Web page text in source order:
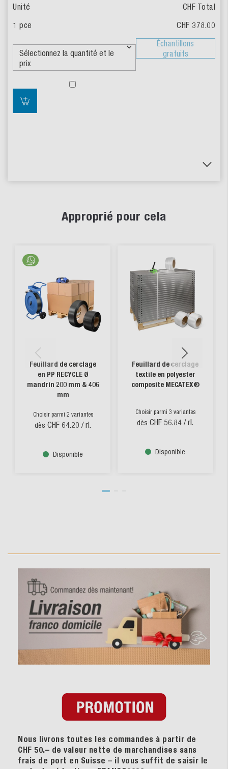
CHF Total
CHF 378.00
Échantillons
gratuits
Approprié pour cela
Feuillard de cerclage
en PP RECYCLE Ø
mandrin 200 mm & 406
mm
Choisir parmi 2 variantes
dès CHF 64.20 / rl.
Disponible
Feuillard de cerclage
textile en polyester
composite MECATEX®
Choisir parmi 3 variantes
dès CHF 56.84 / rl.
Disponible
Nous livrons toutes les commandes à partir de
CHF 50.– de valeur nette de marchandises sans
frais de port en Suisse – il vous suffit de saisir le